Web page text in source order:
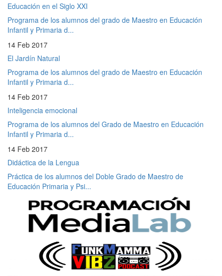
Educación en el Siglo XXI
Programa de los alumnos del grado de Maestro en Educación
Infantil y Primaria d...
14 Feb 2017
El Jardín Natural
Programa de los alumnos del grado de Maestro en Educación
Infantil y Primaria d...
14 Feb 2017
Inteligencia emocional
Programa de los alumnos del Grado de Maestro en Educación
Infantil y Primaria d...
14 Feb 2017
Didáctica de la Lengua
Práctica de los alumnos del Doble Grado de Maestro de
Educación Primaria y Psi...